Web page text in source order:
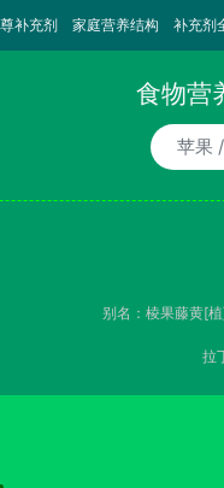
补充剂 家庭营养结构 补充剂
食物营
食物/AI食疗诉求/补充剂
别名：棱果藤黄[
拉